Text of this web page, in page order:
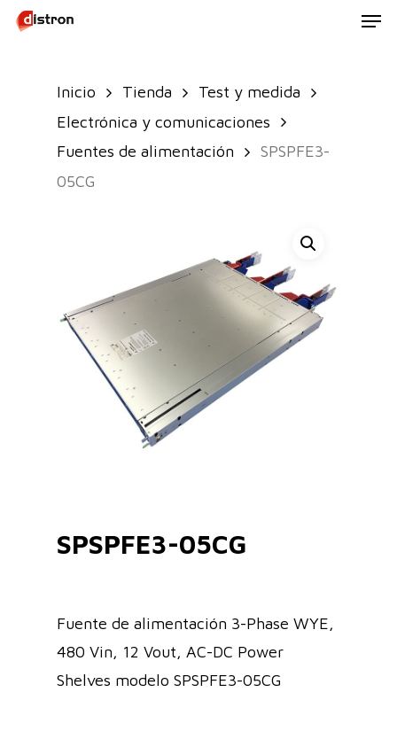
Skip
Inicio Tienda
Test y medida
Electrónica y comunicaciones
Fuentes de alimentación
SPSPFE3-
05CG
SPSPFE3-05CG
Fuente de alimentación 3-Phase WYE,
480 Vin, 12 Vout, AC-DC Power
Shelves modelo SPSPFE3-05CG